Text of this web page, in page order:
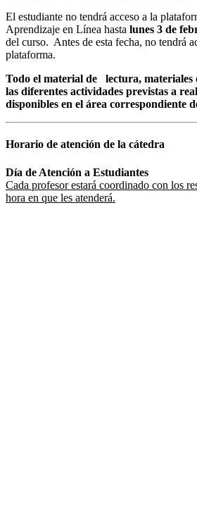
El estudiante no tendrá acceso a la
Aprendizaje en Línea hasta lunes 3 de
del curso. Antes de esta fecha, no tendrá
plataforma.
Todo el material de lectura, materiales
las diferentes actividades previstas a
disponibles en el área correspondiente
Horario de atención de la cátedra
Día de Atención a Estudiantes
Cada profesor estará coordinado con los
hora en que les atenderá.